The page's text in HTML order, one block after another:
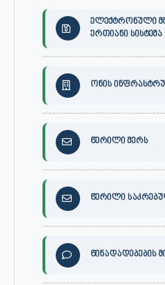
ელექტრონული
ერთიანი სისტემა
ონის
წერილი მერს
წერილი
წინადადებების